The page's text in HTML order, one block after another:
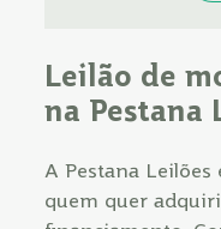
Leilão de
na Pestana
A Pestana Leilões
quem quer